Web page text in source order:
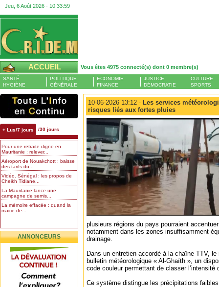
Jeu, 6 Août 2026 - 10:34:00
ACCUEIL Vous êtes 4975 connecté(s) dont 0 membre(s)
SANTÉ
HYGIÈNE
POLITIQUE
GÉNÉRALE
ECONOMIE
FINANCE
JUSTICE
DÉMOCRATIE
CULTURE
SPORTS
+ Lus/7 jours /30 jours
Pour une retraite digne en
Mauritanie : relever...
Aéroport de Nouakchott : baisse
des tarifs du...
Vidéo. Sénégal : les propos de
Cheikh Tidiane...
La Mauritanie lance une
campagne de semis...
La mémoire effacée : quand la
mairie de...
ANNONCEURS
10-06-2026 13:12 - Les services
risques liés aux fortes pluies
plusieurs régions du pays pourraient
notamment dans les zones insuffisamment
drainage.
Dans un entretien accordé à la chaîne TTV,
bulletin météorologique « Al-Ghaïth », un
code couleur permettant de classer l’intensité
Ce système distingue les précipitations